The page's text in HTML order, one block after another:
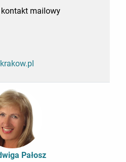
kontakt mailowy
Pałosz